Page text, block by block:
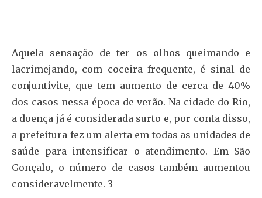
Aquela sensação de ter os olhos queimando e
lacrimejando, com coceira frequente, é sinal de
conjuntivite, que tem aumento de cerca de 40%
dos casos nessa época de verão. Na cidade do Rio,
a doença já é considerada surto e, por conta disso,
a prefeitura fez um alerta em todas as unidades de
saúde para intensificar o atendimento. Em São
Gonçalo, o número de casos também aumentou
consideravelmente. 3